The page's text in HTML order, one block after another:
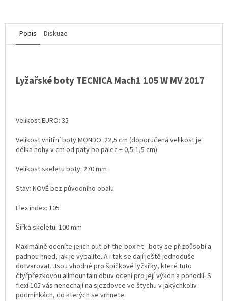
Popis Diskuze
Lyžařské boty TECNICA Mach1 105 W MV 2017
Velikost EURO: 35
Velikost vnitřní boty MONDO: 22,5 cm (doporučená velikost je
délka nohy v cm od paty po palec + 0,5-1,5 cm)
Velikost skeletu boty: 270 mm
Stav: NOVÉ bez původního obalu
Flex index: 105
Šířka skeletu: 100 mm
Maximálně oceníte jejich out-of-the-box fit - boty se přizpůsobí a
padnou hned, jak je vybalíte. A i tak se dají ještě jednoduše
dotvarovat. Jsou vhodné pro špičkové lyžařky, které tuto
čtyřpřezkovou allmountain obuv ocení pro její výkon a pohodlí. S
flexí 105 vás nenechají na sjezdovce ve štychu v jakýchkoliv
podmínkách, do kterých se vrhnete.